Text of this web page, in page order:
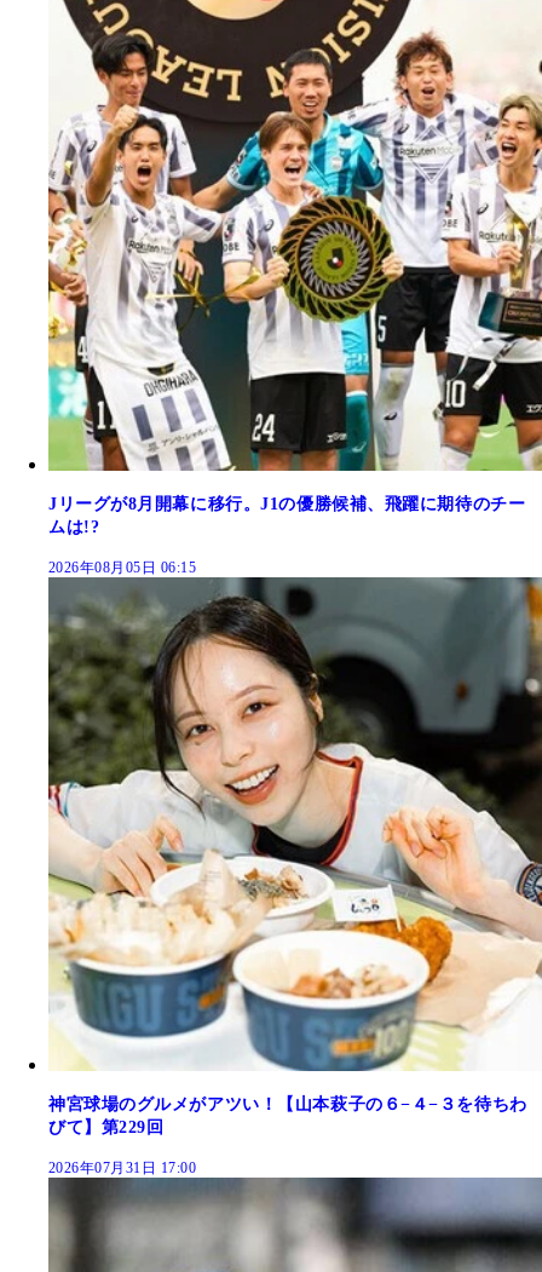
Jリーグが8月開幕に移行。J1の優勝候補、飛躍に期待のチー
ムは!?
2026年08月05日 06:15
神宮球場のグルメがアツい！【山本萩子の６−４−３を待ちわ
びて】第229回
2026年07月31日 17:00